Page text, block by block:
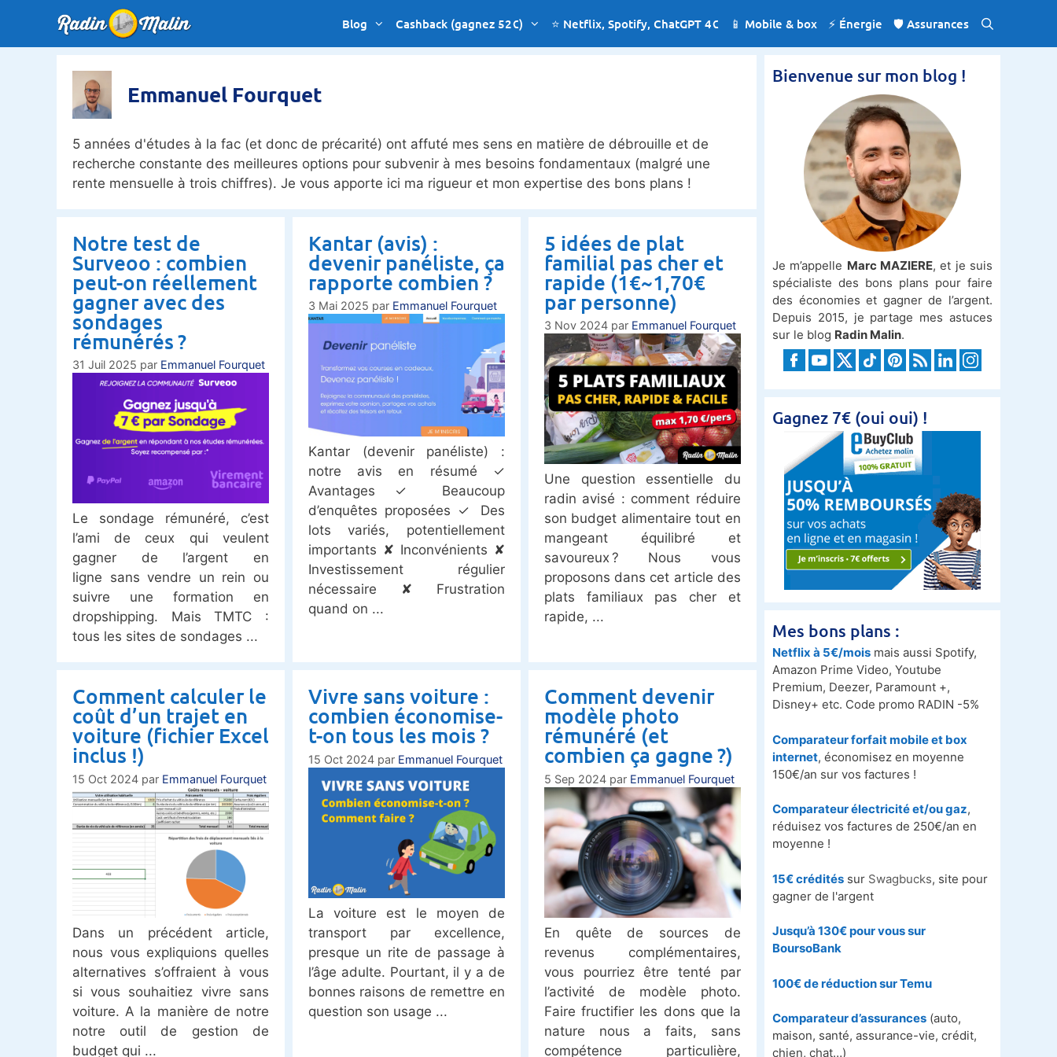
contenu
Blog Cashback (gagnez 52€) ⭐ Netflix, Spotify, ChatGPT 4€ 📱 Mobile & box ⚡️ Énergie 🛡️ Assurances
Emmanuel Fourquet
5 années d'études à la fac (et donc de précarité) ont affuté mes sens en matière de débrouille et de
recherche constante des meilleures options pour subvenir à mes besoins fondamentaux (malgré une
rente mensuelle à trois chiffres). Je vous apporte ici ma rigueur et mon expertise des bons plans !
Notre test de
Surveoo : combien
peut-on réellement
gagner avec des
sondages
rémunérés ?
31 Juil 2025 par Emmanuel Fourquet
Le sondage rémunéré, c’est
l’ami de ceux qui veulent
gagner de l’argent en
ligne sans vendre un rein ou
suivre une formation en
dropshipping. Mais TMTC :
tous les sites de sondages
Kantar (avis) :
devenir panéliste, ça
rapporte combien ?
3 Mai 2025 par Emmanuel Fourquet
Kantar (devenir panéliste) :
notre avis en résumé ✓
Avantages ✓ Beaucoup
d’enquêtes proposées ✓ Des
lots variés, potentiellement
importants ✘ Inconvénients ✘
Investissement régulier
nécessaire ✘ Frustration
quand on
5 idées de plat
familial pas cher et
rapide (1€~1,70€
par personne)
3 Nov 2024 par Emmanuel Fourquet
Une question essentielle du
radin avisé : comment réduire
son budget alimentaire tout en
mangeant équilibré et
savoureux ? Nous vous
proposons dans cet article des
plats familiaux pas cher et
rapide,
Comment calculer le
coût d’un trajet en
voiture (fichier Excel
inclus !)
15 Oct 2024 par Emmanuel Fourquet
Dans un précédent article,
nous vous expliquions quelles
alternatives s’offraient à vous
si vous souhaitiez vivre sans
voiture. A la manière de notre
notre outil de gestion de
budget qui
Vivre sans voiture :
combien économise-
t-on tous les mois ?
15 Oct 2024 par Emmanuel Fourquet
La voiture est le moyen de
transport par excellence,
presque un rite de passage à
l’âge adulte. Pourtant, il y a de
bonnes raisons de remettre en
question son usage
Comment devenir
modèle photo
rémunéré (et
combien ça gagne ?)
5 Sep 2024 par Emmanuel Fourquet
En quête de sources de
revenus complémentaires,
vous pourriez être tenté par
l’activité de modèle photo.
Faire fructifier les dons que la
nature nous a faits, sans
compétence particulière,
Bienvenue sur mon blog !
Je m’appelle Marc MAZIERE, et je suis
spécialiste des bons plans pour faire
des économies et gagner de l’argent.
Depuis 2015, je partage mes astuces
sur le blog Radin Malin.
Gagnez 7€ (oui oui) !
Mes bons plans :
Netflix à 5€/mois mais aussi Spotify,
Amazon Prime Video, Youtube
Premium, Deezer, Paramount +,
Disney+ etc. Code promo RADIN -5%
Comparateur forfait mobile et box
internet, économisez en moyenne
150€/an sur vos factures !
Comparateur électricité et/ou gaz,
réduisez vos factures de 250€/an en
moyenne !
15€ crédités sur Swagbucks, site pour
gagner de l'argent
Jusqu’à 130€ pour vous sur
BoursoBank
100€ de réduction surTemu
Comparateur d’assurances (auto,
maison, santé, assurance-vie, crédit,
chien, chat…)